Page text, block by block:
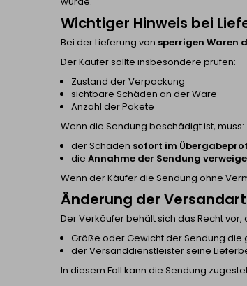
Wichtiger Hinweis bei
Bei der Lieferung von sperrigen Waren
Der Käufer sollte insbesondere prüfen:
Zustand der Verpackung
sichtbare Schäden an der Ware
Anzahl der Pakete
Wenn die Sendung beschädigt ist, muss:
der Schaden sofort im
die Annahme der Sendung
Wenn der Käufer die Sendung ohne
Änderung der Versandart
Der Verkäufer behält sich das Recht
Größe oder Gewicht der Sendung
der Versanddienstleister seine
In diesem Fall kann die Sendung